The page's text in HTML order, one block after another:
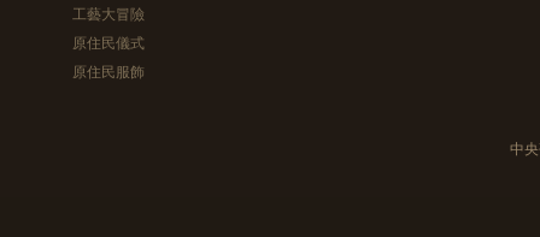
工藝大冒險
原住民儀式
原住民服飾
中